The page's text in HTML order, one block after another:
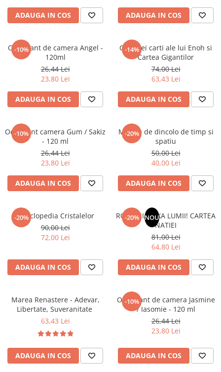
Sport
Terapii Alternative
AudioBook
Beletristica
Biografii, Memorii, Jurnale
Carti erotice
Adult
Crime, Thriller, Mistery
Literatura Romana
Poezie
romantice
Senzatii/Dragoste
Senzatii/Erotic
Senzatii/Thriller
Teatru
Teens Book Club
Birotica & Papetarie
Adezivi si benzi adezive
ADAUGA IN COS ADAUGA IN COS
-10%
Odorizant de camera Angel -
120ml
26,44 Lei
23,80 Lei
ADAUGA IN COS
-14%
Cele trei carti ale lui Enoh si
Cartea Gigantilor
74,00 Lei
63,43 Lei
ADAUGA IN COS
-10%
Odorizant camera Gum / Sakiz
- 120 ml
26,44 Lei
23,80 Lei
ADAUGA IN COS
-20%
Mesaje de dincolo de timp si
spatiu
50,00 Lei
40,00 Lei
ADAUGA IN COS
-20%
Enciclopedia Cristalelor
90,00 Lei
72,00 Lei
ADAUGA IN COS
-20% NOU
ROMANIA, AXA LUMII! CARTEA
NATIEI
81,00 Lei
64,80 Lei
ADAUGA IN COS
Marea Renastere - Adevar,
Libertate, Suveranitate
63,43 Lei
ADAUGA IN COS
-10%
Odorizant de camera Jasmine
/ Iasomie - 120 ml
26,44 Lei
23,80 Lei
ADAUGA IN COS